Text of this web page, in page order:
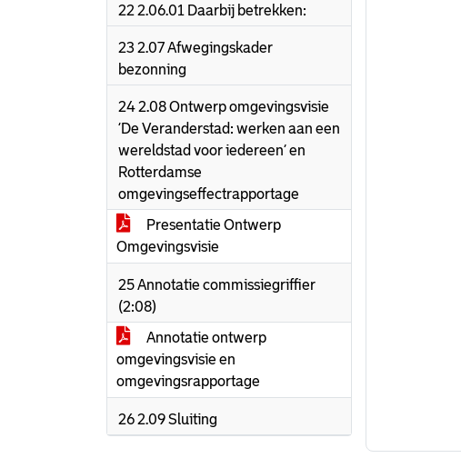
22 2.06.01 Daarbij betrekken:
23 2.07 Afwegingskader
bezonning
24 2.08 Ontwerp omgevingsvisie
‘De Veranderstad: werken aan een
wereldstad voor iedereen’ en
Rotterdamse
omgevingseffectrapportage
Presentatie Ontwerp
Omgevingsvisie
25 Annotatie commissiegriffier
(2:08)
Annotatie ontwerp
omgevingsvisie en
omgevingsrapportage
26 2.09 Sluiting